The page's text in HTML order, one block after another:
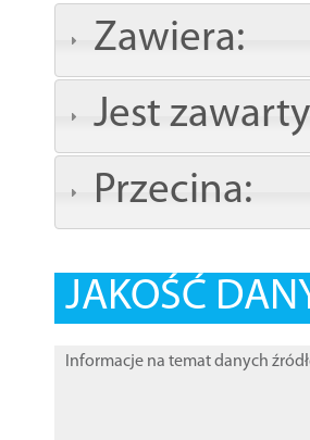
Zawiera:
Jest
Przecina:
JAKOŚĆ
Informacje na temat danych